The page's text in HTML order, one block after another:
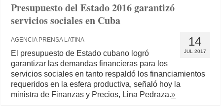
Presupuesto del Estado 2016 garantizó
servicios sociales en Cuba
14
JUL 2017
AGENCIA PRENSA LATINA
El presupuesto de Estado cubano logró
garantizar las demandas financieras para los
servicios sociales en tanto respaldó los financiamientos
requeridos en la esfera productiva, señaló hoy la
ministra de Finanzas y Precios, Lina Pedraza.»